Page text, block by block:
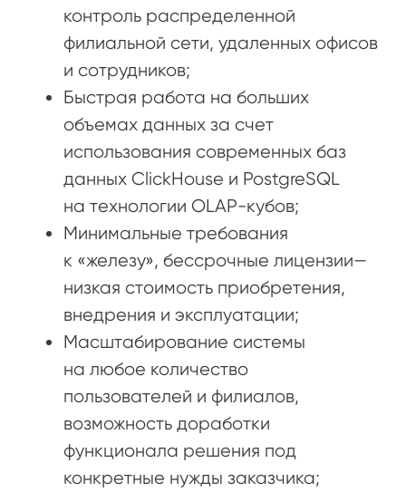
контроль распределенной
филиальной сети, удаленных офисов
и сотрудников;
Быстрая работа на больших
объемах данных за счет
использования современных баз
данных ClickHouse и PostgreSQL
на технологии OLAP-кубов;
Минимальные требования
к «железу», бессрочные лицензии—
низкая стоимость приобретения,
внедрения и эксплуатации;
Масштабирование системы
на любое количество
пользователей и филиалов,
возможность доработки
функционала решения под
конкретные нужды заказчика;